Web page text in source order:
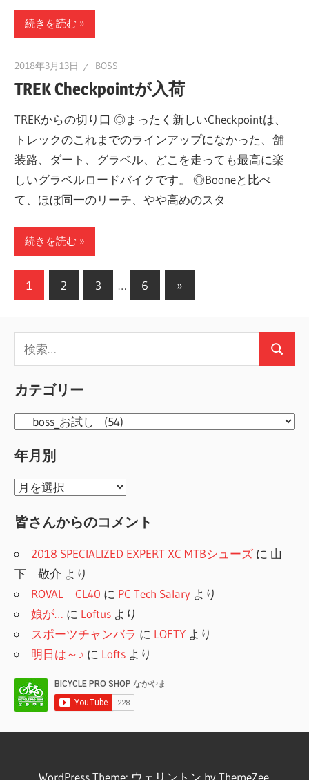
続きを読む
2018年3月13日 BOSS
TREK Checkpointが入荷
TREKからの切り口 ◎まったく新しいCheckpointは、
トレックのこれまでのラインアップになかった、舗
装路、ダート、グラベル、どこを走っても最高に楽
しいグラベルロードバイクです。 ◎Booneと比べ
て、ほぼ同一のリーチ、やや高めのスタ
続きを読む
投
の
ペ
ー
ジ
送
1 2 3 … 6
次
の
»
索:
検
カテゴリー
ゴ
リ
年月別
年
別
皆さんからのコメント
2018 SPECIALIZED EXPERT XC MTBシューズ に 山
下 敬介 より
ROVAL CL40 に PC Tech Salary より
娘が… に Loftus より
スポーツチャンバラ に LOFTY より
明日は～♪ に Lofts より
WordPress Theme: ウェリントン by ThemeZee.